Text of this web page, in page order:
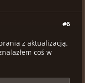
#6
z aktualizacją.
coś w